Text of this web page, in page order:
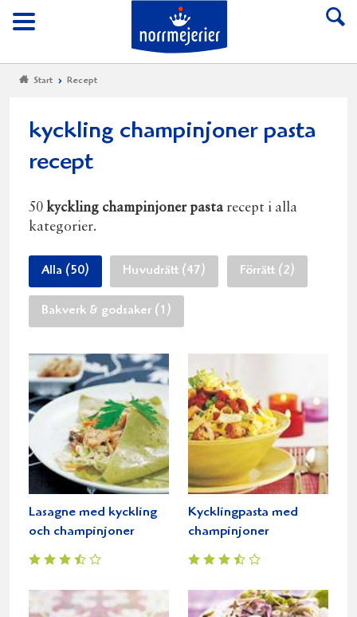
Meny
Till Norrmejerier
Start Recept
kyckling champinjoner pasta
recept
50 kyckling champinjoner pasta recept i alla
kategorier.
Alla (50) Huvudrätt (47) Förrätt (2)
Bakverk & godsaker (1)
Lasagne med kyckling
och champinjoner
Kycklingpasta med
champinjoner